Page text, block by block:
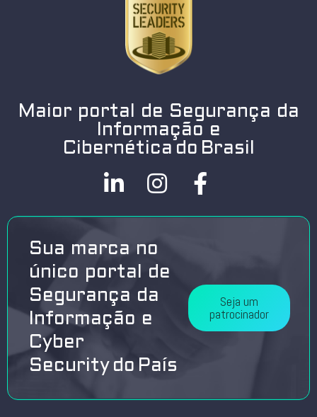
Maior portal de Segurança da
Informação e
Cibernética do Brasil
Sua marca no
único portal de
Segurança da
Informação e
Cyber
Security do País
Seja um
patrocinador